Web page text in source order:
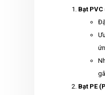
Bạt
Bạt PE